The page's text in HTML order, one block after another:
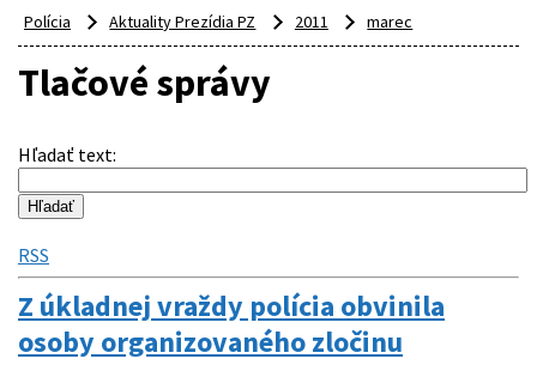
Polícia Aktuality Prezídia PZ 2011 marec
Tlačové správy
Hľadať text:
RSS
Z úkladnej vraždy polícia obvinila
osoby organizovaného zločinu